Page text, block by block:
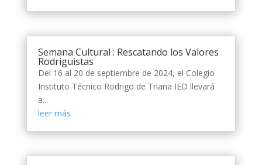
Semana Cultural : Rescatando los Valores
Rodriguistas
Del 16 al 20 de septiembre de 2024, el Colegio
Instituto Técnico Rodrigo de Triana IED llevará
a...
leer más